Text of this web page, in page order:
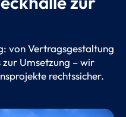
von Vertragsgestaltung
Umsetzung – wir
rechtssicher.